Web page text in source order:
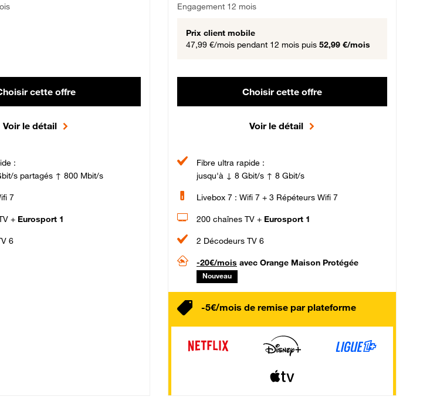
cette offre
Voir le détail
:
s partagés ↑ 800 Mbit/s
7
+ Eurosport 1
6
Engagement 12 mois
Prix client mobile
47,99 €/mois pendant 12 mois puis 52,99 €/mois
Choisir cette offre
Voir le détail
Fibre ultra rapide :
jusqu'à ↓ 8 Gbit/s ↑ 8 Gbit/s
Livebox 7 : Wifi 7 + 3 Répéteurs Wifi 7
200 chaînes TV + Eurosport 1
2 Décodeurs TV 6
-20€/mois avec Orange Maison Protégée
Nouveau
-5€/mois de remise par plateforme